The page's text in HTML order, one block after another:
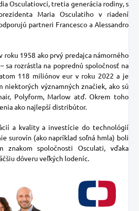
Osculatiovci, tretia generácia rodiny, s
Maria Osculatiho v riadení
partneri Francesco a Alessandro
roku 1958 ako prvý predajca námorného
sa rozrástla na poprednú spoločnosť na
118 miliónov eur v roku 2022 a je
niektorých významných značiek, ako sú
Polyform, Marlow atď. Okrem toho
ako najlepší distribútor.
a kvality a investície do technológií
surovín (ako napríklad soľná hmla) boli
znakom spoločnosti Osculati, vďaka
dôveru veľkých lodeníc.